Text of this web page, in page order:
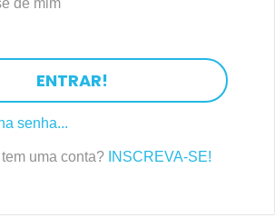
de mim
ENTRAR!
senha...
uma conta? INSCREVA-SE!